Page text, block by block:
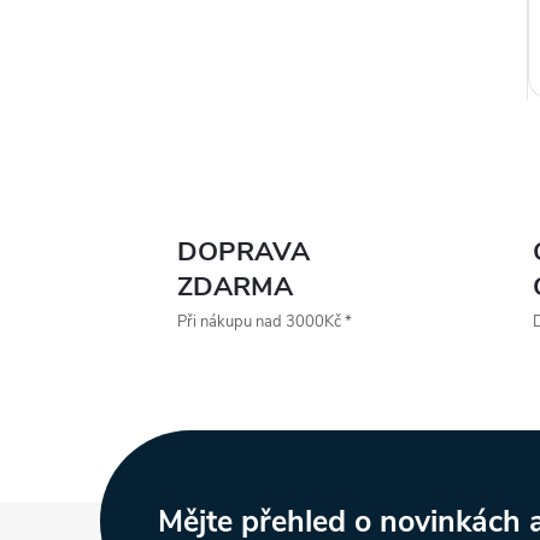
l
í
DOPRAVA
ZDARMA
Při nákupu nad 3000Kč *
Mějte přehled o novinkách